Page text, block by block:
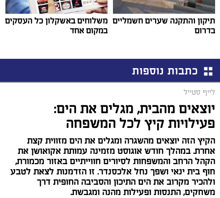
תיקון והתקנה שערים חשמליים
בדרום
משלוחים באשקלון כל העסקים
במקום אחד
כתבות נוספות
לייף סטייל
יוצאים מהבית, מגלים את הים:
פעילויות קיץ לכל המשפחה
הקיץ הזה יוצאים מהשגרה ומגלים את הים מזווית קצת
אחרת. במהלך חודש אוגוסט מזמינה עמותת אקואושן את
הקהל הרחב והמשפחות לסיורים חווייתיים באזור מכמורת,
חוף בית ינאי ושפך נחל אלכסנדר. זו הזדמנות לצאת לטבע
ולהכיר מקרוב את הים התיכון והסביבה החופית דרך
משחקים, התנסות ופעילות מהנה ומגבשת.